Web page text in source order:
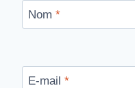
Nom *
E-mail *